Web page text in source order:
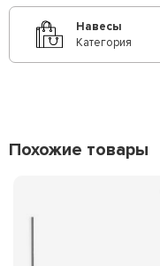
Навесы
Категория
Похожие товары